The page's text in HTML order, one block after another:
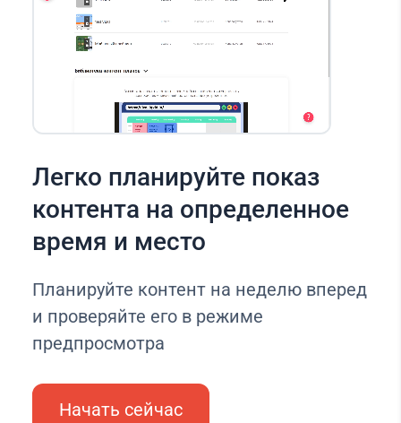
Легко планируйте показ
контента на определенное
время и место
Планируйте контент на неделю вперед
и проверяйте его в режиме
предпросмотра
Начать сейчас